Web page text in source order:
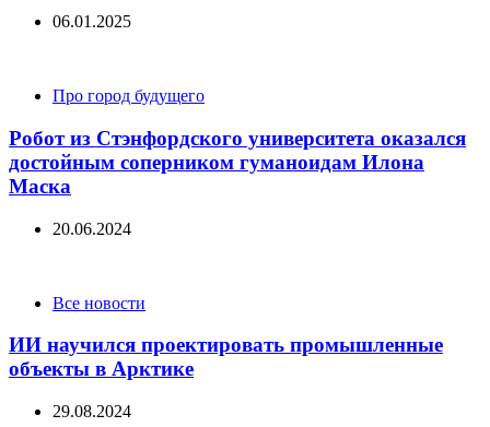
06.01.2025
CategoriesПро город будущего
Робот из Стэнфордского университета оказался
достойным соперником гуманоидам Илона
Маска
20.06.2024
CategoriesВсе новости
ИИ научился проектировать промышленные
объекты в Арктике
29.08.2024